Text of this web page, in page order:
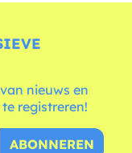
nieuws en
registreren!
ABONNEREN